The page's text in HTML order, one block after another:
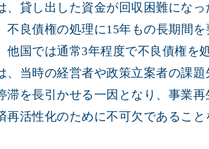
、貸し出した資金が回収困難にな
不良債権の処理に15年もの長期間
他国では通常3年程度で不良債権を
、当時の経営者や政策立案者の課
滞を長引かせる一因となり、事業
再活性化のために不可欠であること